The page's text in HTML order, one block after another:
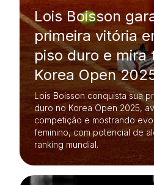
Lois Boisson
primeira vitória
piso duro e mira
Korea Open
Lois Boisson conquista sua
duro no Korea Open 2025,
competição e mostrando
feminino, com potencial de
ranking mundial.